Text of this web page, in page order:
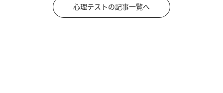
心理テストの記事一覧へ